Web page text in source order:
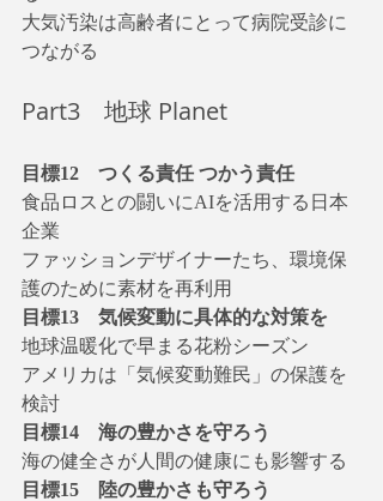
大気汚染は高齢者にとって病院受診に
つながる
Part3　地球 Planet
目標12　つくる責任 つかう責任
食品ロスとの闘いにAIを活用する日本
企業
ファッションデザイナーたち、環境保
護のために素材を再利用
目標13　気候変動に具体的な対策を
地球温暖化で早まる花粉シーズン
アメリカは「気候変動難民」の保護を
検討
目標14　海の豊かさを守ろう
海の健全さが人間の健康にも影響する
目標15　陸の豊かさも守ろう